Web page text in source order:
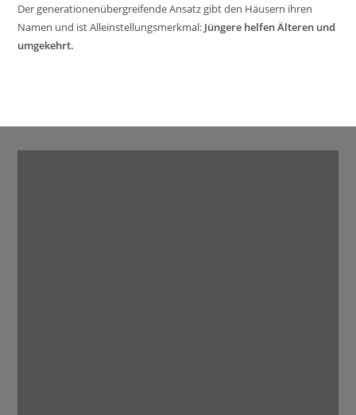
Der generationenübergreifende Ansatz gibt den Häusern ihren
Namen und ist Alleinstellungsmerkmal: Jüngere helfen Älteren und
umgekehrt.